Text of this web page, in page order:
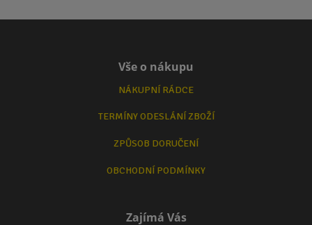
Vše o nákupu
NÁKUPNÍ RÁDCE
TERMÍNY ODESLÁNÍ ZBOŽÍ
ZPŮSOB DORUČENÍ
OBCHODNÍ PODMÍNKY
Zajímá Vás